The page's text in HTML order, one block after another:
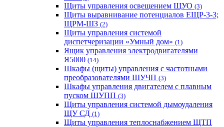
Щиты управления освещением ЩУО (3)
Щиты выравнивание потенциалов ЕЩР-3-3;
ЩРМ-ШЗ (2)
Щиты управления системой
диспетчеризации «Умный дом» (1)
Ящик управления электродвигателями
Я5000 (14)
Шкафы (щиты) управления с частотными
преобразователями ШУЧП (3)
Шкафы управления двигателем с плавным
пуском ШУПП (3)
Щиты управления системой дымоудаления
ЩУ СД (1)
Щиты управления теплоснабжением ЩТП